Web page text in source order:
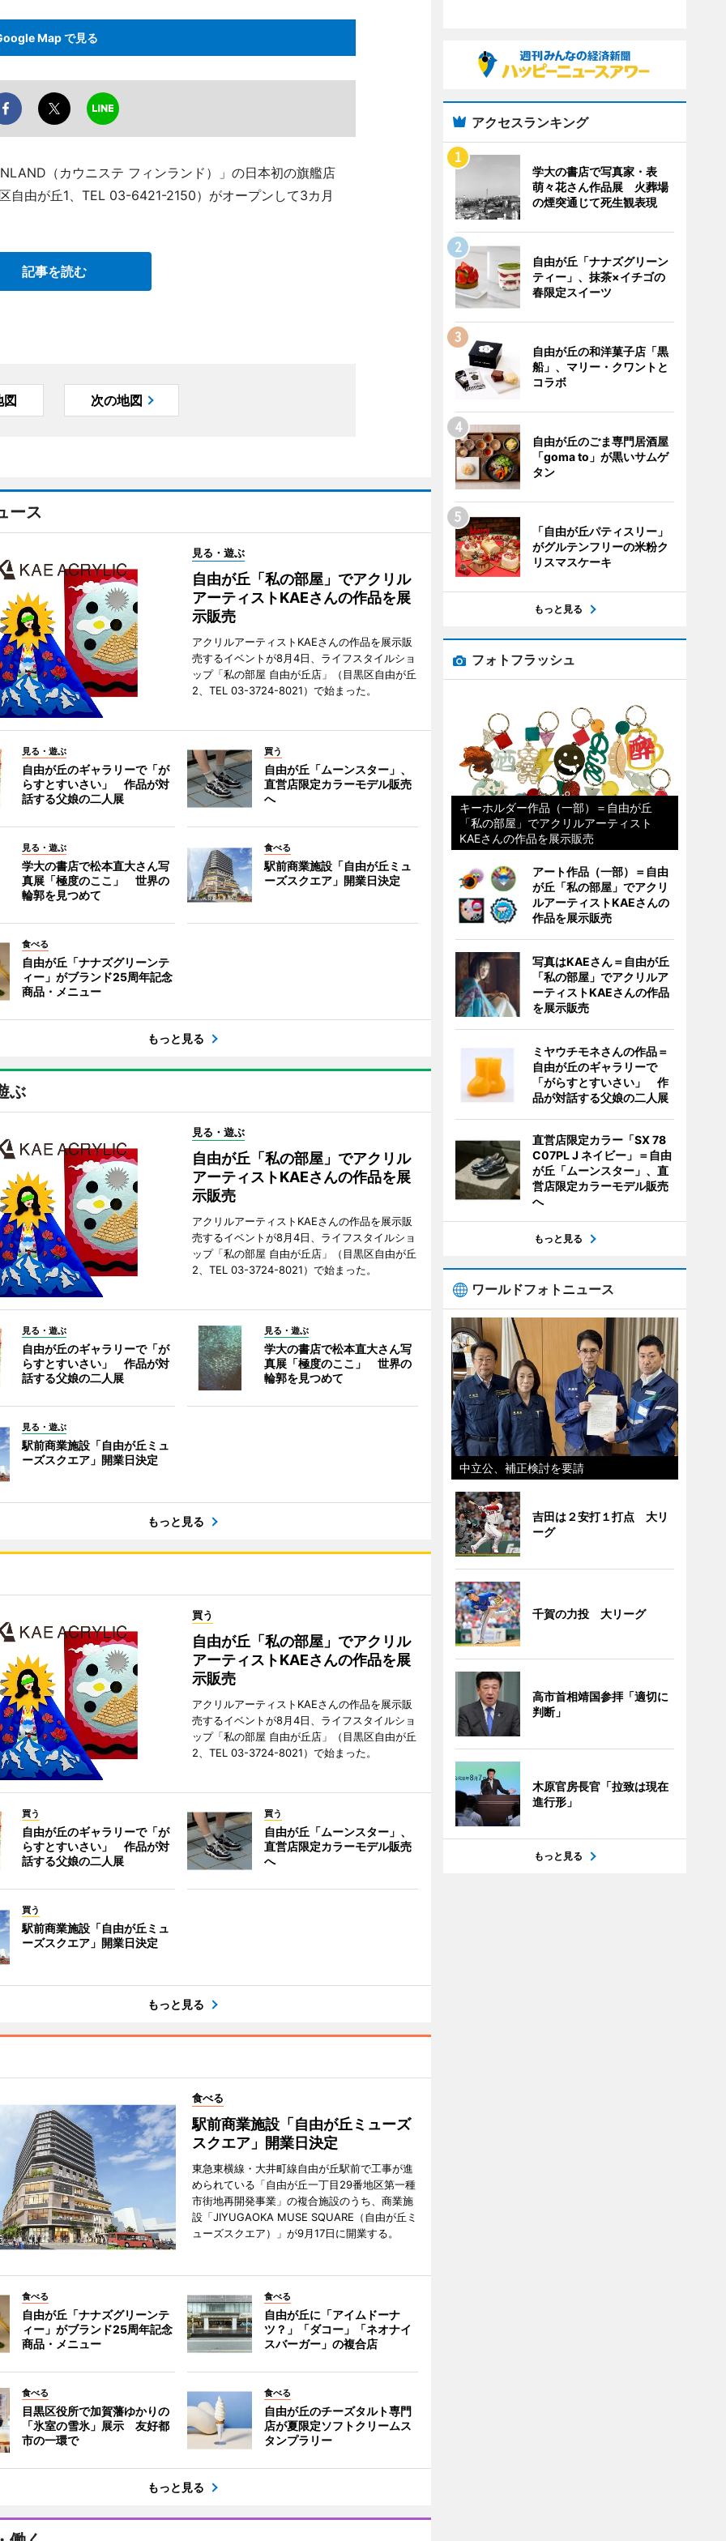
Map で見る
（カウニステ フィンランド）」の日本初の旗艦店
自由が丘1、TEL 03-6421-2150）がオープンして3カ月
記事を読む
図 次の地図
ース
見る・遊ぶ
自由が丘「私の部屋」でアクリル
アーティストKAEさんの作品を展
示販売
アクリルアーティストKAEさんの作品を展示販
売するイベントが8月4日、ライフスタイルショ
ップ「私の部屋 自由が丘店」（目黒区自由が丘
2、TEL 03-3724-8021）で始まった。
見る・遊ぶ
自由が丘のギャラリーで「が
らすとすいさい」 作品が対
話する父娘の二人展
買う
自由が丘「ムーンスター」、
直営店限定カラーモデル販売
へ
見る・遊ぶ
学大の書店で松本直大さん写
真展「極度のここ」 世界の
輪郭を見つめて
食べる
駅前商業施設「自由が丘ミュ
ーズスクエア」開業日決定
食べる
自由が丘「ナナズグリーンテ
ィー」がブランド25周年記念
商品・メニュー
もっと見る
ぶ
見る・遊ぶ
自由が丘「私の部屋」でアクリル
アーティストKAEさんの作品を展
示販売
アクリルアーティストKAEさんの作品を展示販
売するイベントが8月4日、ライフスタイルショ
ップ「私の部屋 自由が丘店」（目黒区自由が丘
2、TEL 03-3724-8021）で始まった。
見る・遊ぶ
自由が丘のギャラリーで「が
らすとすいさい」 作品が対
話する父娘の二人展
見る・遊ぶ
学大の書店で松本直大さん写
真展「極度のここ」 世界の
輪郭を見つめて
見る・遊ぶ
駅前商業施設「自由が丘ミュ
ーズスクエア」開業日決定
もっと見る
買う
自由が丘「私の部屋」でアクリル
アーティストKAEさんの作品を展
示販売
アクリルアーティストKAEさんの作品を展示販
売するイベントが8月4日、ライフスタイルショ
ップ「私の部屋 自由が丘店」（目黒区自由が丘
2、TEL 03-3724-8021）で始まった。
買う
自由が丘のギャラリーで「が
らすとすいさい」 作品が対
話する父娘の二人展
買う
自由が丘「ムーンスター」、
直営店限定カラーモデル販売
へ
買う
駅前商業施設「自由が丘ミュ
ーズスクエア」開業日決定
もっと見る
食べる
駅前商業施設「自由が丘ミューズ
スクエア」開業日決定
東急東横線・大井町線自由が丘駅前で工事が進
められている「自由が丘一丁目29番地区第一種
市街地再開発事業」の複合施設のうち、商業施
設「JIYUGAOKA MUSE SQUARE（自由が丘ミ
ューズスクエア）」が9月17日に開業する。
食べる
自由が丘「ナナズグリーンテ
ィー」がブランド25周年記念
商品・メニュー
食べる
自由が丘に「アイムドーナ
ツ？」「ダコー」「ネオナイ
スバーガー」の複合店
食べる
目黒区役所で加賀藩ゆかりの
「氷室の雪氷」展示 友好都
市の一環で
食べる
自由が丘のチーズタルト専門
店が夏限定ソフトクリームス
タンプラリー
もっと見る
アクセスランキング
学大の書店で写真家・表
萌々花さん作品展 火葬場
の煙突通じて死生観表現
自由が丘「ナナズグリーン
ティー」、抹茶×イチゴの
春限定スイーツ
自由が丘の和洋菓子店「黒
船」、マリー・クワントと
コラボ
自由が丘のごま専門居酒屋
「goma to」が黒いサムゲ
タン
「自由が丘パティスリー」
がグルテンフリーの米粉ク
リスマスケーキ
もっと見る
フォトフラッシュ
キーホルダー作品（一部）＝自由が丘
「私の部屋」でアクリルアーティスト
KAEさんの作品を展示販売
アート作品（一部）＝自由
が丘「私の部屋」でアクリ
ルアーティストKAEさんの
作品を展示販売
写真はKAEさん＝自由が丘
「私の部屋」でアクリルア
ーティストKAEさんの作品
を展示販売
ミヤウチモネさんの作品＝
自由が丘のギャラリーで
「がらすとすいさい」 作
品が対話する父娘の二人展
直営店限定カラー「SX 78
C07PL J ネイビー」＝自由
が丘「ムーンスター」、直
営店限定カラーモデル販売
へ
もっと見る
ワールドフォトニュース
中立公、補正検討を要請
吉田は２安打１打点 大リ
ーグ
千賀の力投 大リーグ
高市首相靖国参拝「適切に
判断」
木原官房長官「拉致は現在
進行形」
もっと見る